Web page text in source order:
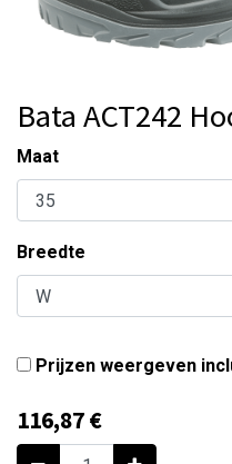
Bata ACT242
Maat
Breedte
Prijzen weergeven
116,87€